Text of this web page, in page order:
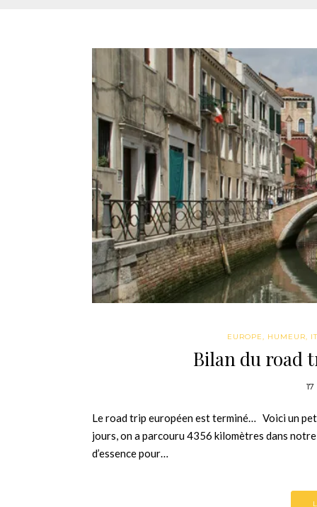
EUROPE, HUMEUR,
Bilan du road
Le road trip européen est terminé… Voici un
jours, on a parcouru 4356 kilomètres dans
d’essence pour…